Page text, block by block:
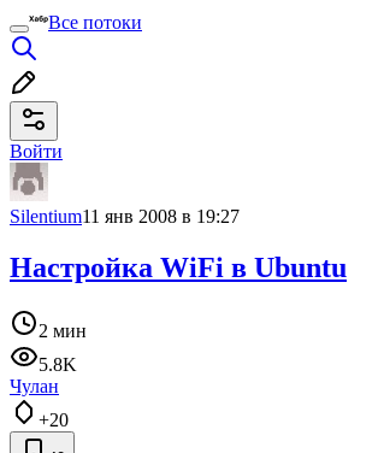
Все потоки
Войти
Silentium11 янв 2008 в 19:27
Настройка WiFi в Ubuntu
2 мин
5.8K
Чулан
+20